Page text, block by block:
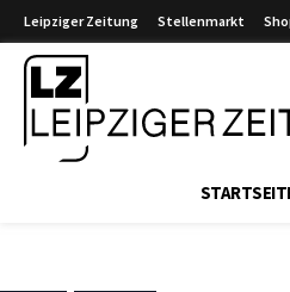
Leipziger Zeitung Stellenmarkt